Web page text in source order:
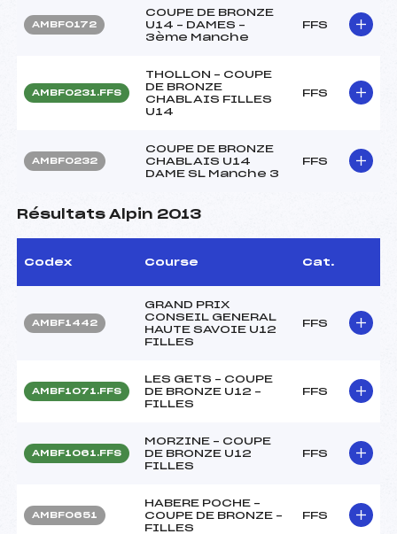
AMBF0172
COUPE DE BRONZE
U14 – DAMES –
3ème Manche
FFS
AMBF0231.FFS
THOLLON – COUPE
DE BRONZE
CHABLAIS FILLES
U14
FFS
AMBF0232
COUPE DE BRONZE
CHABLAIS U14
DAME SL Manche 3
FFS
Résultats Alpin 2013
Codex Course Cat.
AMBF1442
GRAND PRIX
CONSEIL GENERAL
HAUTE SAVOIE U12
FILLES
FFS
AMBF1071.FFS
LES GETS – COUPE
DE BRONZE U12 –
FILLES
FFS
AMBF1061.FFS
MORZINE – COUPE
DE BRONZE U12
FILLES
FFS
AMBF0651
HABERE POCHE –
COUPE DE BRONZE –
FILLES
FFS